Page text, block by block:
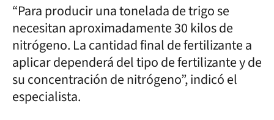
“Para producir una tonelada de trigo se
necesitan aproximadamente 30 kilos de
nitrógeno. La cantidad final de fertilizante a
aplicar dependerá del tipo de fertilizante y de
su concentración de nitrógeno”, indicó el
especialista.